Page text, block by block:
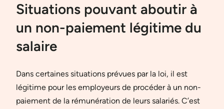
Situations pouvant aboutir à
un non-paiement légitime du
salaire
Dans certaines situations prévues par la loi, il est
légitime pour les employeurs de procéder à un non-
paiement de la rémunération de leurs salariés. C’est